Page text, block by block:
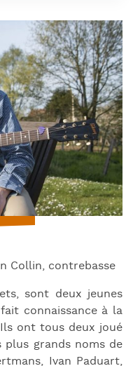
Collin, contrebasse
sont deux jeunes
connaissance à la
ont tous deux joué
plus grands noms de
Ivan Paduart,